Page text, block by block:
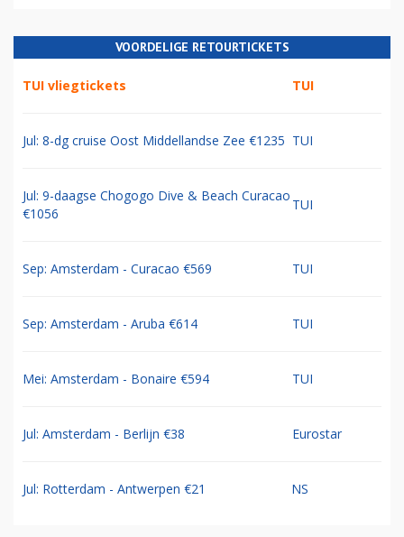
VOORDELIGE RETOURTICKETS
TUI vliegtickets TUI
Jul: 8-dg cruise Oost Middellandse Zee €1235 TUI
Jul: 9-daagse Chogogo Dive & Beach Curacao
€1056
TUI
Sep: Amsterdam - Curacao €569 TUI
Sep: Amsterdam - Aruba €614 TUI
Mei: Amsterdam - Bonaire €594 TUI
Jul: Amsterdam - Berlijn €38 Eurostar
Jul: Rotterdam - Antwerpen €21 NS